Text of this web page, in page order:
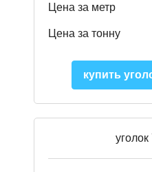
Цена за метр
Цена за тонну
купить